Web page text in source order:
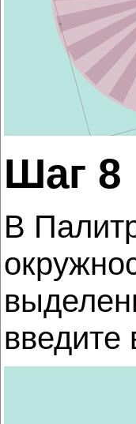
Шаг 8
В
введите